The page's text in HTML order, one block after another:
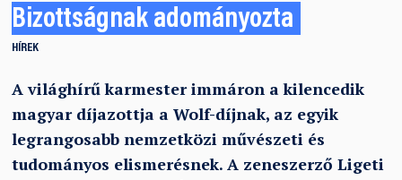
Bizottságnak adományozta
HÍREK
A világhírű karmester immáron a kilencedik
magyar díjazottja a Wolf-díjnak, az egyik
legrangosabb nemzetközi művészeti és
tudományos elismerésnek. A zeneszerző Ligeti